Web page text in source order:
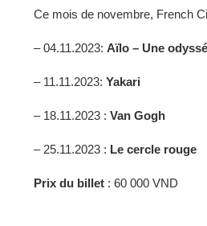
Ce mois de novembre, French
– 04.11.2023: Aïlo – Une
– 11.11.2023: Yakari
– 18.11.2023 : Van Gogh
– 25.11.2023 : Le cercle rouge
Prix ​​du billet : 60 000 VND